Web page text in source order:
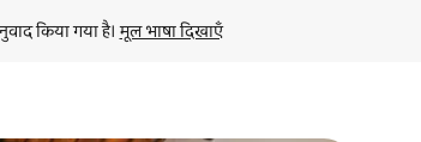
किया गया है। मूल भाषा दिखाएँ